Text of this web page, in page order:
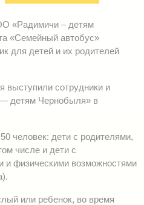
«Радимичи – детям
«Семейный автобус»
для детей и их родителей
выступили сотрудники и
детям Чернобыля» в
человек: дети с родителями,
числе и дети с
и физическими возможностями
или ребенок, во время